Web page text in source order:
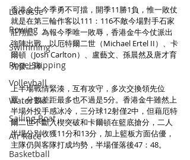
Lacrosse
Rowing
Swimming
Rope Skipping
Volleyball
Water Ski
Sailing Boat
Air Race
Basketball
香港金牛今季勇不可擋，開季11勝1負，惟一敗仗
就是在第三輪作客以111：116不敵今場對手石家
莊翔藍。為報今季唯一敗辱，香港金牛今仗派出
強陣出戰，以厄特爾二世（Michael Ertel II）、卡
爾頓（Josh Carlton）、盧藝文、孫晨然及唐才育
先發上陣。
上半場戰情緊湊，互有攻守，多次交換領先位
置，分數差距最多也不過是5分。香港金牛雖然上
半場外投手感冰冷，三分球12射僅2中，但藉厄特
爾二世不斷入楔突破和卡爾頓在籃底搶分，二人
半場分別收獲11分和13分，加上籃板方面佔優，
主隊仍與客隊打成均勢，半場僅落後47：48。